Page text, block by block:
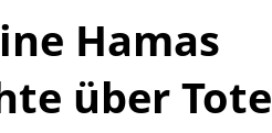
Hamas
über Tote